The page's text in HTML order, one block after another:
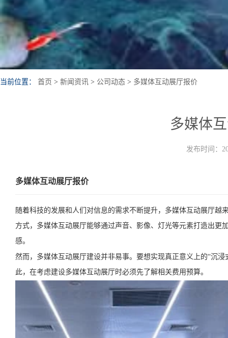
当前位置： 首页 > 新闻资讯 > 公司动态 > 多媒体互动展厅报价
多媒体
发布时间：
多媒体互动展厅报价
随着科技的发展和人们对信息的需求不断提升，多媒体互动展厅
方式，多媒体互动展厅能够通过声音、影像、灯光等元素打造出
感。
然而，多媒体互动展厅建设并非易事。要想实现真正意义上的“沉
此，在考虑建设多媒体互动展厅时必须先了解相关费用预算。